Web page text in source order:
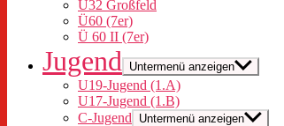
Ü32 Großfeld
Ü60 (7er)
Ü 60 II (7er)
Jugend Untermenü anzeigen
U19-Jugend (1.A)
U17-Jugend (1.B)
C-Jugend
Untermenü anzeigen